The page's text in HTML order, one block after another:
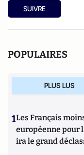
docteur en
de grands groupes sur
national de France
SUIVRE
POPULAIRES
PLUS LUS
1Les Français
européenne pour
ira le grand